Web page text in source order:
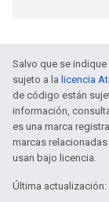
Salvo que se
sujeto a la licencia
de código están
información,
es una marca
marcas
usan bajo licencia.
Última actualización: